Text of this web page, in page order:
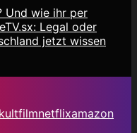
Und wie ihr per
Legal oder
jetzt wissen
kultfilmnetflixamazon